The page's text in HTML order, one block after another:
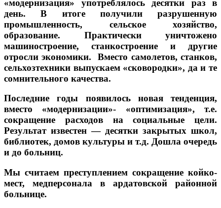
«модернизация» употреблялось десятки раз в
день. В итоге получили разрушенную
промышленность, сельское хозяйство,
образование. Практически уничтожено
машиностроение, станкостроение и другие
отросли экономики. Вместо самолетов, станков,
сельхозтехники выпускаем «сковородки», да и те
сомнительного качества.
Последние годы появилось новая тенденция,
вместо «модернизации»- «оптимизация», т.е.
сокращение расходов на социальные цели.
Результат известен — десятки закрытых школ,
библиотек, домов культуры и т.д. Дошла очередь
и до больниц.
Мы считаем преступлением сокращение койко-
мест, медперсонала в ардатовской районной
больнице.